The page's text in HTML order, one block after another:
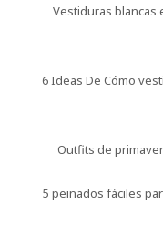
Vestiduras blancas
6 Ideas De Cómo
Outfits de
5 peinados fáciles